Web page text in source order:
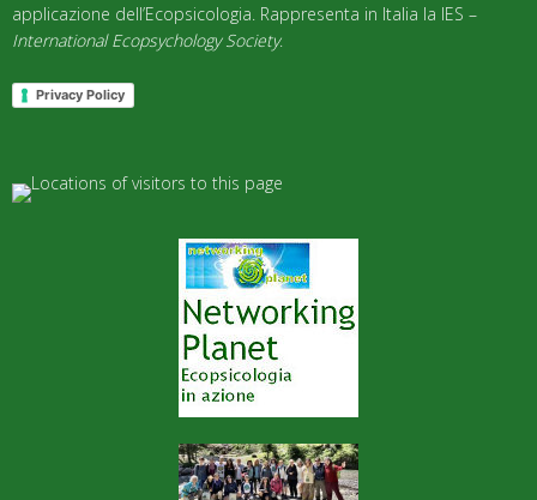
applicazione dell’Ecopsicologia. Rappresenta in Italia la IES –
International Ecopsychology Society.
Privacy Policy